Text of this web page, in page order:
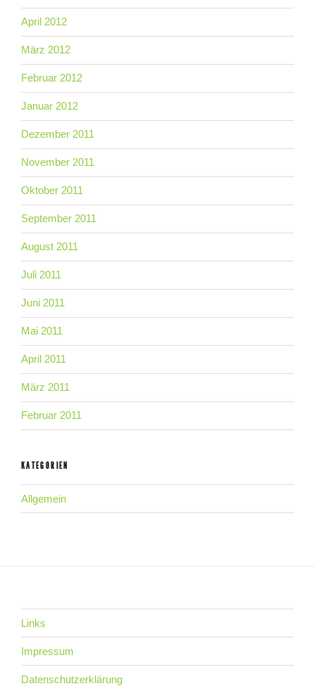
April 2012
März 2012
Februar 2012
Januar 2012
Dezember 2011
November 2011
Oktober 2011
September 2011
August 2011
Juli 2011
Juni 2011
Mai 2011
April 2011
März 2011
Februar 2011
KATEGORIEN
Allgemein
Links
Impressum
Datenschutzerklärung